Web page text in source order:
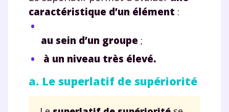
caractéristique d’un élément :
au sein d’un groupe ;
à un niveau très élevé.
a. Le superlatif de supériorité